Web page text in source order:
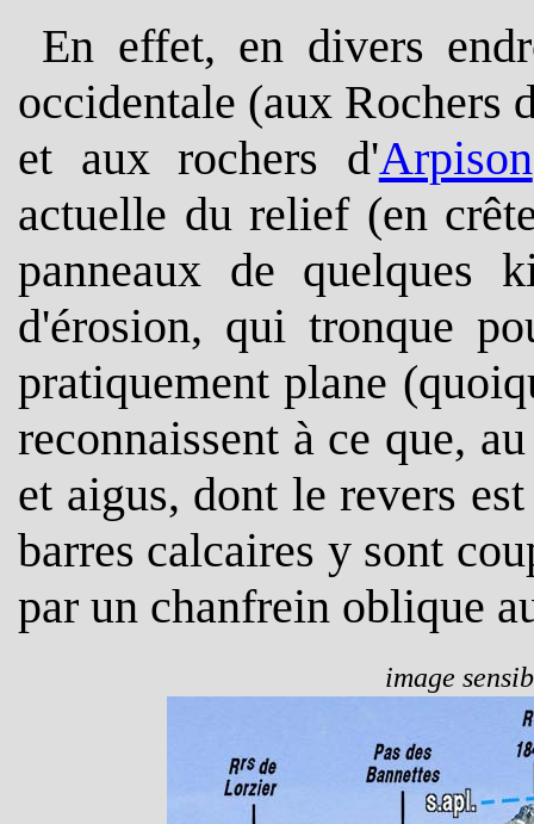
En effet, en divers
occidentale (aux Rochers
et aux rochers d'Arpison
actuelle du relief (en
panneaux de quelques
d'érosion, qui tronque
pratiquement plane
reconnaissent à ce que,
et aigus, dont le revers
barres calcaires y sont
par un chanfrein oblique
image